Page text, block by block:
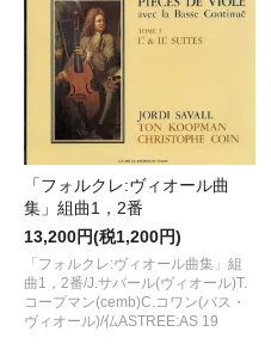
「フォルクレ:ヴィオール曲
集」組曲1，2番
13,200円(税1,200円)
「フォルクレ:ヴィオール曲集」組
曲1，2番/J.サバール(ヴィオール)T.
コープマン(cemb)C.コワン(バス・
ヴィオール)/仏ASTREE:AS 19